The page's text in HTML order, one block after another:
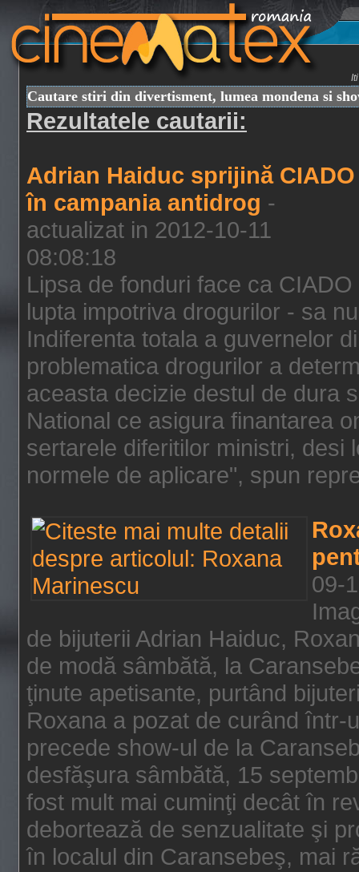
Cautare stiri din divertisment, lumea mondena si
Rezultatele cautarii:
Adrian Haiduc sprijină CIADO
în campania antidrog -
actualizat in 2012-10-11
08:08:18
Lipsa de fonduri face ca
lupta impotriva drogurilor - sa
Indiferenta totala a guvernelor
problematica drogurilor a
aceasta decizie destul de dura
National ce asigura finantarea
sertarele diferitilor ministri, desi
normele de aplicare", spun
09-
de bijuterii Adrian Haiduc,
de modă sâmbătă, la
ţinute apetisante, purtând
Roxana a pozat de curând
precede show-ul de la
desfăşura sâmbătă, 15
fost mult mai cuminţi decât în
debortează de senzualitate şi
în localul din Caransebeş, mai